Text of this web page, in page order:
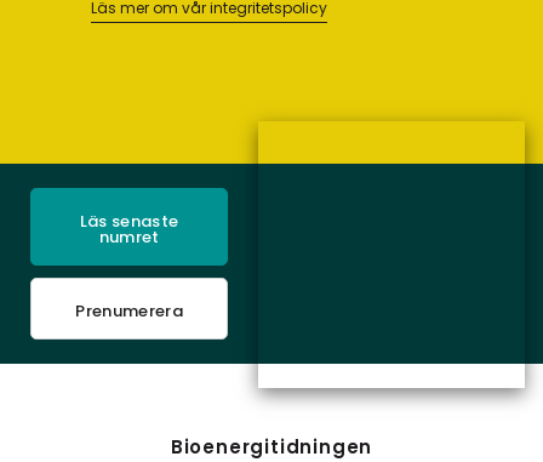
Läs mer om vår integritetspolicy
Läs senaste
numret
Prenumerera
Bioenergitidningen